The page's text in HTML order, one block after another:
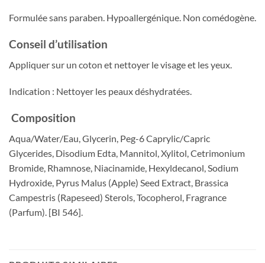
Formulée sans paraben. Hypoallergénique. Non comédogène.
Conseil d’utilisation
Appliquer sur un coton et nettoyer le visage et les yeux.
Indication : Nettoyer les peaux déshydratées.
Composition
Aqua/Water/Eau, Glycerin, Peg-6 Caprylic/Capric
Glycerides, Disodium Edta, Mannitol, Xylitol, Cetrimonium
Bromide, Rhamnose, Niacinamide, Hexyldecanol, Sodium
Hydroxide, Pyrus Malus (Apple) Seed Extract, Brassica
Campestris (Rapeseed) Sterols, Tocopherol, Fragrance
(Parfum). [BI 546].